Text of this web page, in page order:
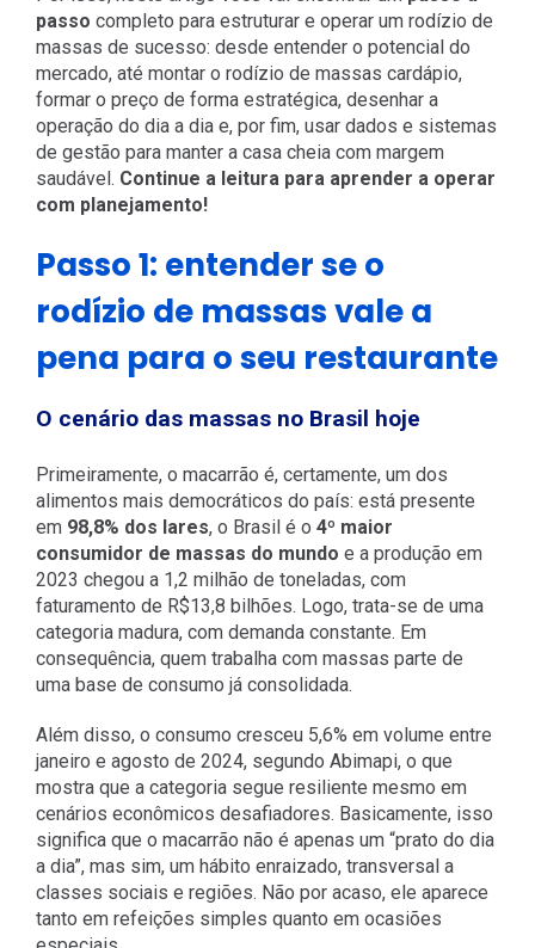
passo completo para estruturar e operar um rodízio de
massas de sucesso: desde entender o potencial do
mercado, até montar o rodízio de massas cardápio,
formar o preço de forma estratégica, desenhar a
operação do dia a dia e, por fim, usar dados e sistemas
de gestão para manter a casa cheia com margem
saudável. Continue a leitura para aprender a operar
com planejamento!
Passo 1: entender se o
rodízio de massas vale a
pena para o seu restaurante
O cenário das massas no Brasil hoje
Primeiramente, o macarrão é, certamente, um dos
alimentos mais democráticos do país: está presente
em 98,8% dos lares, o Brasil é o 4º maior
consumidor de massas do mundo e a produção em
2023 chegou a 1,2 milhão de toneladas, com
faturamento de R$13,8 bilhões. Logo, trata-se de uma
categoria madura, com demanda constante. Em
consequência, quem trabalha com massas parte de
uma base de consumo já consolidada.
Além disso, o consumo cresceu 5,6% em volume entre
janeiro e agosto de 2024, segundo Abimapi, o que
mostra que a categoria segue resiliente mesmo em
cenários econômicos desafiadores. Basicamente, isso
significa que o macarrão não é apenas um “prato do dia
a dia”, mas sim, um hábito enraizado, transversal a
classes sociais e regiões. Não por acaso, ele aparece
tanto em refeições simples quanto em ocasiões